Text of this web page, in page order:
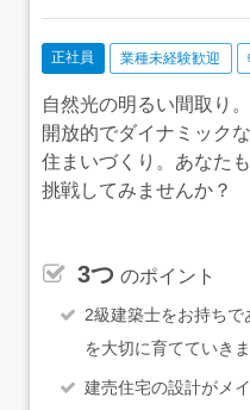
正社員 業種未経験歓迎
自然光の明るい間取り。
開放的でダイナミックな
住まいづくり。あなたも
挑戦してみませんか？
3つ のポイント
2級建築士をお持ちで
を大切に育てていき
建売住宅の設計がメ